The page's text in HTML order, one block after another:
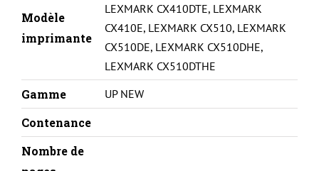
Modèle
imprimante
LEXMARK CX410DTE, LEXMARK
CX410E, LEXMARK CX510, LEXMARK
CX510DE, LEXMARK CX510DHE,
LEXMARK CX510DTHE
Gamme UP NEW
Contenance
Nombre de